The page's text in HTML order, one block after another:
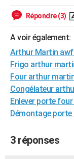
Art de vivre
Bien-être
Loisirs
Mode
Modes de vie
SANTE
VOYAGE
Destinations
City break
Voyage nature
Voyage de noces
Forum
Climat
+PHOTO
GUIDES D'ACHAT
BONS PLANS
CARTE DE VOEUX
Carte de Noël
Carte Bonne année
Carte Saint-Valentin
Carte Pâques
Carte d'anniversaire
DICTIONNAIRE
Répondre (3)
A voir également:
Arthur Martin awf
Frigo arthur
Four arthur
Congélateur
Enlever porte
Démontage
3 réponses